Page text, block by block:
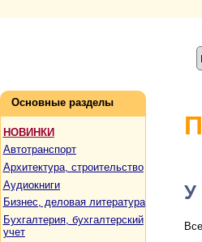
Основные разделы
НОВИНКИ
Автотранспорт
Архитектура, строительство
Аудиокниги
Бизнес, деловая литература
Бухгалтерия, бухгалтерский
учет
У